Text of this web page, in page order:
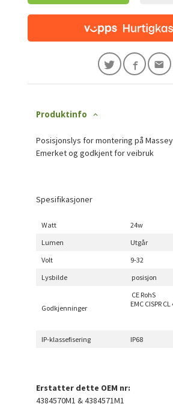
Produktinfo
Posisjonslys for montering på
Emerket og godkjent for veibruk
Spesifikasjoner
Watt
24w
Lumen
Utgår
Volt
9-32
Lysbilde
posisjon
Godkjenninger
CE RohS
EMC CISPR CL
IP-klassefisering IP68
Erstatter dette OEM nr:
4384570M1 & 4384571M1